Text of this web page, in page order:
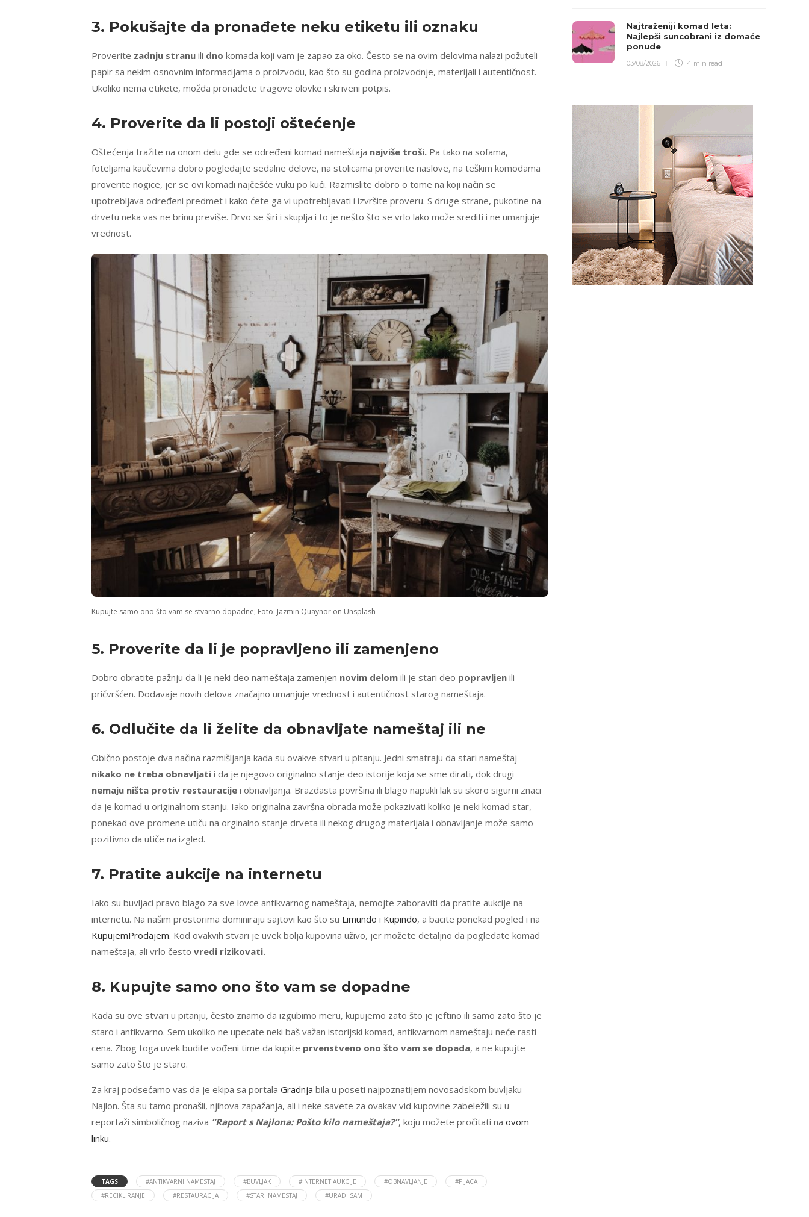
3. Pokušajte da pronađete neku etiketu ili oznaku
Proverite zadnju stranu ili dno komada koji vam je zapao za oko. Često se na ovim delovima nalazi požuteli
papir sa nekim osnovnim informacijama o proizvodu, kao što su godina proizvodnje, materijali i autentičnost.
Ukoliko nema etikete, možda pronađete tragove olovke i skriveni potpis.
4. Proverite da li postoji oštećenje
Oštećenja tražite na onom delu gde se određeni komad nameštaja najviše troši. Pa tako na sofama,
foteljama kaučevima dobro pogledajte sedalne delove, na stolicama proverite naslove, na teškim komodama
proverite nogice, jer se ovi komadi najčešće vuku po kući. Razmislite dobro o tome na koji način se
upotrebljava određeni predmet i kako ćete ga vi upotrebljavati i izvršite proveru. S druge strane, pukotine na
drvetu neka vas ne brinu previše. Drvo se širi i skuplja i to je nešto što se vrlo lako može srediti i ne umanjuje
vrednost.
Kupujte samo ono što vam se stvarno dopadne; Foto: Jazmin Quaynor on Unsplash
5. Proverite da li je popravljeno ili zamenjeno
Dobro obratite pažnju da li je neki deo nameštaja zamenjen novim delom ili je stari deo popravljen ili
pričvršćen. Dodavaje novih delova značajno umanjuje vrednost i autentičnost starog nameštaja.
6. Odlučite da li želite da obnavljate nameštaj ili ne
Obično postoje dva načina razmišljanja kada su ovakve stvari u pitanju. Jedni smatraju da stari nameštaj
nikako ne treba obnavljati i da je njegovo originalno stanje deo istorije koja se sme dirati, dok drugi
nemaju ništa protiv restauracije i obnavljanja. Brazdasta površina ili blago napukli lak su skoro sigurni znaci
da je komad u originalnom stanju. Iako originalna završna obrada može pokazivati koliko je neki komad star,
ponekad ove promene utiču na orginalno stanje drveta ili nekog drugog materijala i obnavljanje može samo
pozitivno da utiče na izgled.
7. Pratite aukcije na internetu
Iako su buvljaci pravo blago za sve lovce antikvarnog nameštaja, nemojte zaboraviti da pratite aukcije na
internetu. Na našim prostorima dominiraju sajtovi kao što su Limundo i Kupindo, a bacite ponekad pogled i na
KupujemProdajem. Kod ovakvih stvari je uvek bolja kupovina uživo, jer možete detaljno da pogledate komad
nameštaja, ali vrlo često vredi rizikovati.
8. Kupujte samo ono što vam se dopadne
Kada su ove stvari u pitanju, često znamo da izgubimo meru, kupujemo zato što je jeftino ili samo zato što je
staro i antikvarno. Sem ukoliko ne upecate neki baš važan istorijski komad, antikvarnom nameštaju neće rasti
cena. Zbog toga uvek budite vođeni time da kupite prvenstveno ono što vam se dopada, a ne kupujte
samo zato što je staro.
Za kraj podsećamo vas da je ekipa sa portala Gradnja bila u poseti najpoznatijem novosadskom buvljaku
Najlon. Šta su tamo pronašli, njihova zapažanja, ali i neke savete za ovakav vid kupovine zabeležili su u
reportaži simboličnog naziva ”Raport s Najlona: Pošto kilo nameštaja?”, koju možete pročitati na ovom
linku.
TAGS #ANTIKVARNI NAMESTAJ #BUVLJAK #INTERNET AUKCIJE #OBNAVLJANJE
#PIJACA
#RECIKLIRANJE
#RESTAURACIJA #STARI NAMESTAJ #URADI SAM
Najtraženiji komad leta:
Najlepši suncobrani iz domaće
ponude
03/08/2026 4 min read